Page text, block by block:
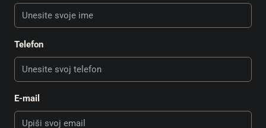
Telefon
E-mail